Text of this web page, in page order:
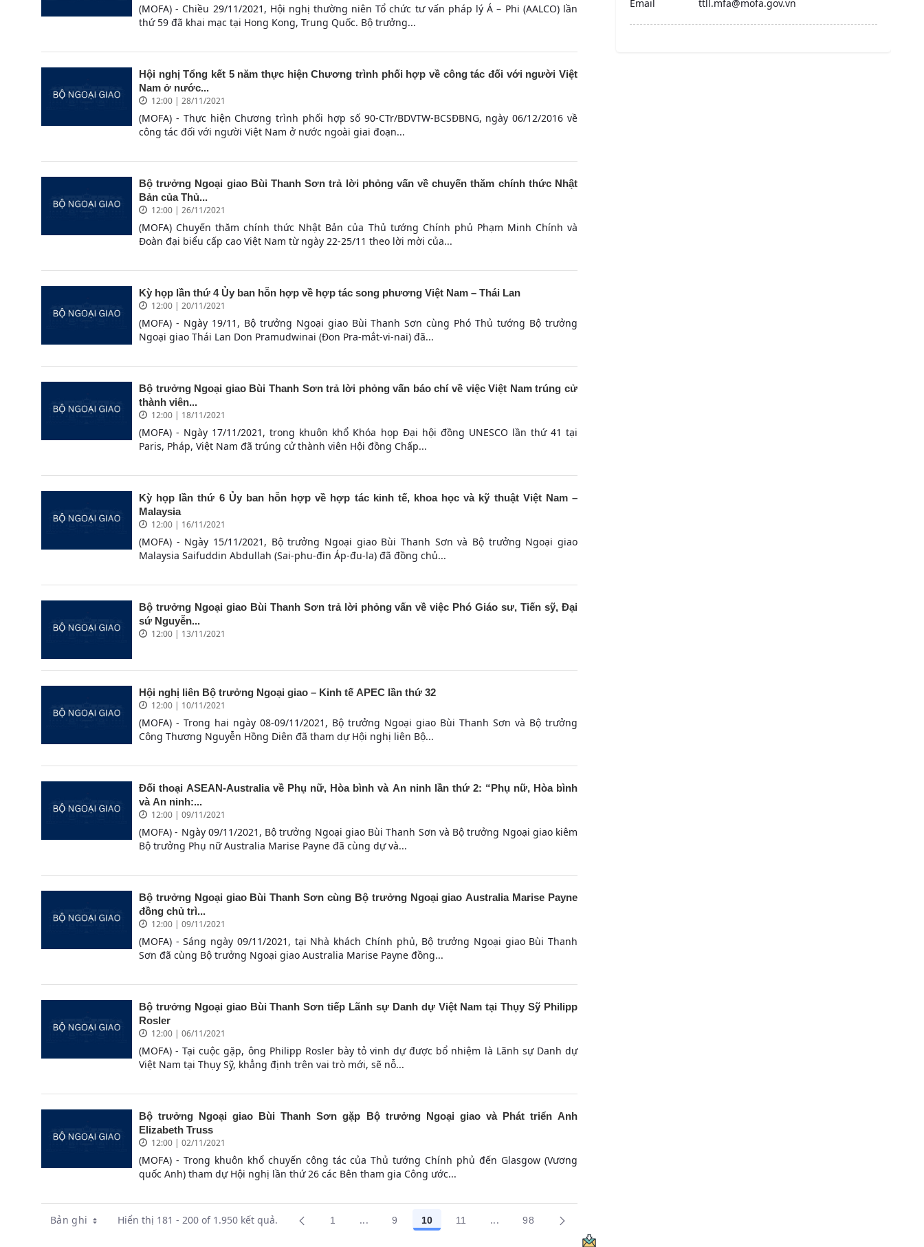
(MOFA) - Chiều 29/11/2021, Hội nghị thường niên Tổ chức tư vấn pháp lý Á – Phi (AALCO) lần
thứ 59 đã khai mạc tại Hong Kong, Trung Quốc. Bộ trưởng...
Hội nghị Tổng kết 5 năm thực hiện Chương trình phối hợp về công tác đối với người Việt
Nam ở nước...
12:00 | 28/11/2021
(MOFA) - Thực hiện Chương trình phối hợp số 90-CTr/BDVTW-BCSĐBNG, ngày 06/12/2016 về
công tác đối với người Việt Nam ở nước ngoài giai đoạn...
Bộ trưởng Ngoại giao Bùi Thanh Sơn trả lời phỏng vấn về chuyến thăm chính thức Nhật
Bản của Thủ...
12:00 | 26/11/2021
(MOFA) Chuyến thăm chính thức Nhật Bản của Thủ tướng Chính phủ Phạm Minh Chính và
Đoàn đại biểu cấp cao Việt Nam từ ngày 22-25/11 theo lời mời của...
Kỳ họp lần thứ 4 Ủy ban hỗn hợp về hợp tác song phương Việt Nam – Thái Lan
12:00 | 20/11/2021
(MOFA) - Ngày 19/11, Bộ trưởng Ngoại giao Bùi Thanh Sơn cùng Phó Thủ tướng Bộ trưởng
Ngoại giao Thái Lan Don Pramudwinai (Đon Pra-mắt-vi-nai) đã...
Bộ trưởng Ngoại giao Bùi Thanh Sơn trả lời phỏng vấn báo chí về việc Việt Nam trúng cử
thành viên...
12:00 | 18/11/2021
(MOFA) - Ngày 17/11/2021, trong khuôn khổ Khóa họp Đại hội đồng UNESCO lần thứ 41 tại
Paris, Pháp, Việt Nam đã trúng cử thành viên Hội đồng Chấp...
Kỳ họp lần thứ 6 Ủy ban hỗn hợp về hợp tác kinh tế, khoa học và kỹ thuật Việt Nam –
Malaysia
12:00 | 16/11/2021
(MOFA) - Ngày 15/11/2021, Bộ trưởng Ngoại giao Bùi Thanh Sơn và Bộ trưởng Ngoại giao
Malaysia Saifuddin Abdullah (Sai-phu-đin Áp-đu-la) đã đồng chủ...
Bộ trưởng Ngoại giao Bùi Thanh Sơn trả lời phỏng vấn về việc Phó Giáo sư, Tiến sỹ, Đại
sứ Nguyễn...
12:00 | 13/11/2021
Hội nghị liên Bộ trưởng Ngoại giao – Kinh tế APEC lần thứ 32
12:00 | 10/11/2021
(MOFA) - Trong hai ngày 08-09/11/2021, Bộ trưởng Ngoại giao Bùi Thanh Sơn và Bộ trưởng
Công Thương Nguyễn Hồng Diên đã tham dự Hội nghị liên Bộ...
Đối thoại ASEAN-Australia về Phụ nữ, Hòa bình và An ninh lần thứ 2: “Phụ nữ, Hòa bình
và An ninh:...
12:00 | 09/11/2021
(MOFA) - Ngày 09/11/2021, Bộ trưởng Ngoại giao Bùi Thanh Sơn và Bộ trưởng Ngoại giao kiêm
Bộ trưởng Phụ nữ Australia Marise Payne đã cùng dự và...
Bộ trưởng Ngoại giao Bùi Thanh Sơn cùng Bộ trưởng Ngoại giao Australia Marise Payne
đồng chủ trì...
12:00 | 09/11/2021
(MOFA) - Sáng ngày 09/11/2021, tại Nhà khách Chính phủ, Bộ trưởng Ngoại giao Bùi Thanh
Sơn đã cùng Bộ trưởng Ngoại giao Australia Marise Payne đồng...
Bộ trưởng Ngoại giao Bùi Thanh Sơn tiếp Lãnh sự Danh dự Việt Nam tại Thụy Sỹ Philipp
Rosler
12:00 | 06/11/2021
(MOFA) - Tại cuộc gặp, ông Philipp Rosler bày tỏ vinh dự được bổ nhiệm là Lãnh sự Danh dự
Việt Nam tại Thụy Sỹ, khẳng định trên vai trò mới, sẽ nỗ...
Bộ trưởng Ngoại giao Bùi Thanh Sơn gặp Bộ trưởng Ngoại giao và Phát triển Anh
Elizabeth Truss
12:00 | 02/11/2021
(MOFA) - Trong khuôn khổ chuyến công tác của Thủ tướng Chính phủ đến Glasgow (Vương
quốc Anh) tham dự Hội nghị lần thứ 26 các Bên tham gia Công ước...
Bản ghi Hiển thị 181 - 200 of 1.950 kết quả. Các trang trên cổng
1 ...Trang trung gian Use TAB to navigate.
Các trang trên cổng
9 Các trang trên cổng
10 Các trang trên cổng
11 ...Trang trung gian Use TAB to navigate.
Các trang trên cổng
98
Email
ttll.mfa@mofa.gov.vn